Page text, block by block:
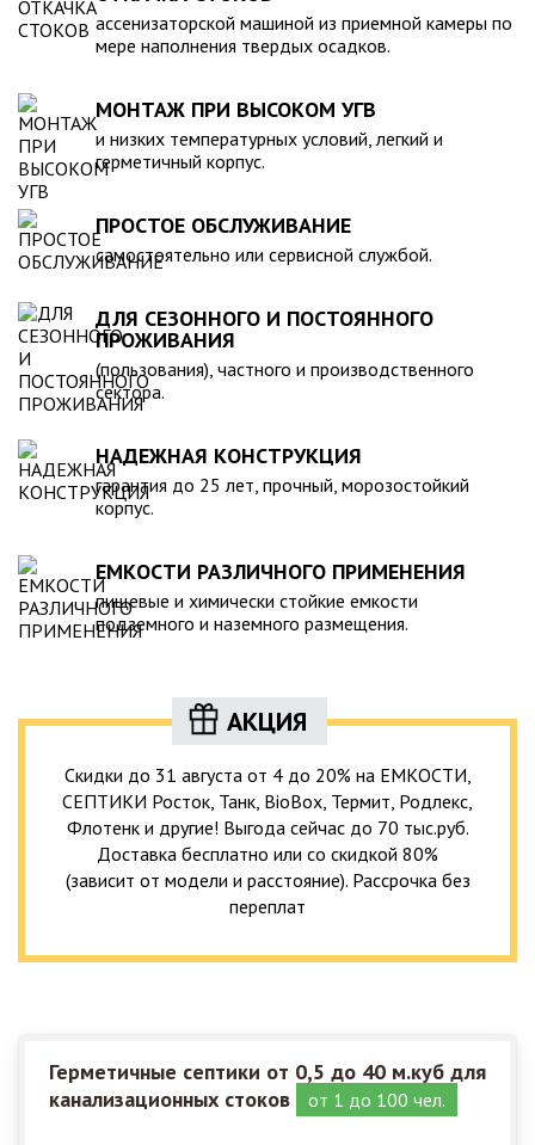
компанией, произведена в полном соответствии с
действующими стандартами и полностью безопасна в
экологическом отношении.
ассенизаторской машиной из приемной камеры по
мере наполнения твердых осадков.
МОНТАЖ ПРИ ВЫСОКОМ УГВ
и низких температурных условий, легкий и
герметичный корпус.
ПРОСТОЕ ОБСЛУЖИВАНИЕ
самостоятельно или сервисной службой.
ДЛЯ СЕЗОННОГО И ПОСТОЯННОГО
ПРОЖИВАНИЯ
(пользования), частного и производственного
сектора.
НАДЕЖНАЯ КОНСТРУКЦИЯ
гарантия до 25 лет, прочный, морозостойкий
корпус.
ЕМКОСТИ РАЗЛИЧНОГО ПРИМЕНЕНИЯ
пищевые и химически стойкие емкости
подземного и наземного размещения.
АКЦИЯ
Скидки до 31 августа от 4 до 20% на ЕМКОСТИ,
СЕПТИКИ Росток, Танк, BioBox, Термит, Родлекс,
Флотенк и другие! Выгода сейчас до 70 тыс.руб.
Доставка бесплатно или со скидкой 80%
(зависит от модели и расстояние). Рассрочка без
переплат
Герметичные септики от 0,5 до 40 м.куб для
канализационных стоков
от 1 до 100 чел.